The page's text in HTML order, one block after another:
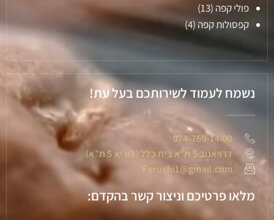
פולי קפה (13)
קפסולות קפה (4)
נשמח לעמוד לשירותכם בעל עת!
074-769-14-00
דרויאנוב 5 ת"א בית כלל (לוריא 5 ת"א)
Feruchi1@gmail.com
מלאו פרטיכם וניצור קשר בהקדם: